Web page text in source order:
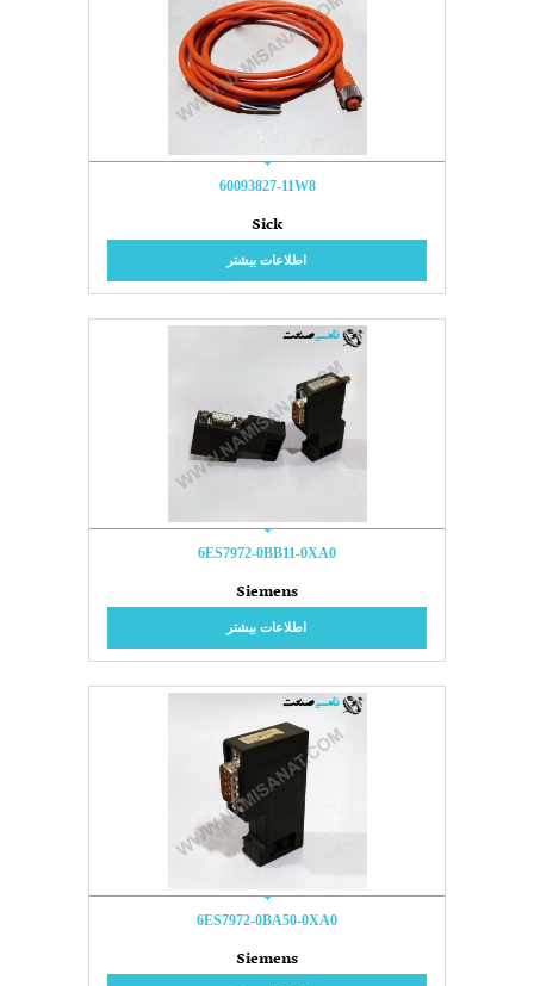
60093827-11W8
Sick
اطلاعات بیشتر
6ES7972-0BB11-0XA0
Siemens
اطلاعات بیشتر
6ES7972-0BA50-0XA0
Siemens